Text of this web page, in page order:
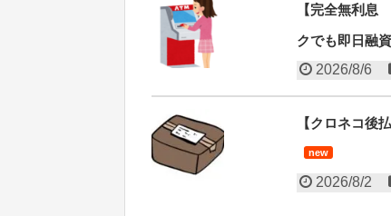
【完全無利息
クでも即日融
2026/8/6
【クロネコ後
new
2026/8/2